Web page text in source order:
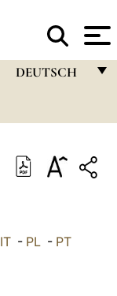
DEUTSCH
ITALIANO
IT- PL- PT